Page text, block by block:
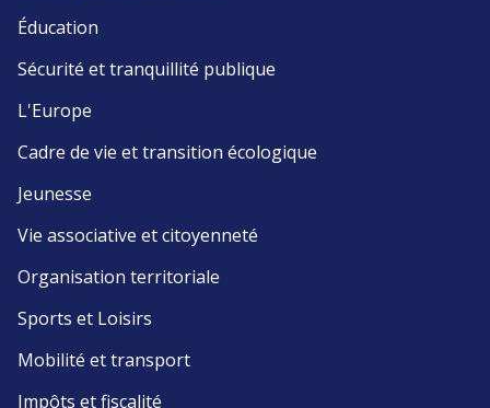
Éducation
Sécurité et tranquillité publique
L'Europe
Cadre de vie et transition écologique
Jeunesse
Vie associative et citoyenneté
Organisation territoriale
Sports et Loisirs
Mobilité et transport
Impôts et fiscalité